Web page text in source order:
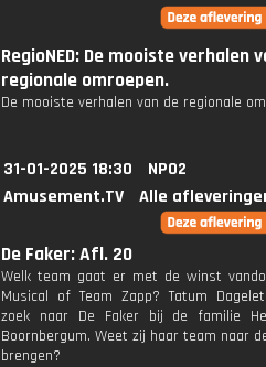
RegioNED: De mooiste verhalen
regionale omroepen.
De mooiste verhalen van de regionale
31-01-2025 18:30
NPO2
Amusement.TV
Alle
De Faker: Afl. 20
Welk team gaat er met de winst
Musical of Team Zapp? Tatum
zoek naar De Faker bij de familie
Boornbergum. Weet zij haar team naar
brengen?